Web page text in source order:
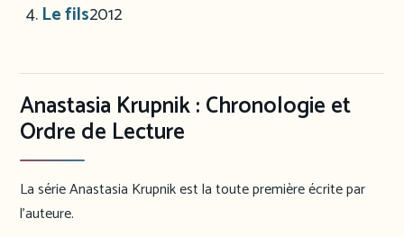
Le fils2012
Anastasia Krupnik : Chronologie et
Ordre de Lecture
La série Anastasia Krupnik est la toute première écrite par
l’auteure.